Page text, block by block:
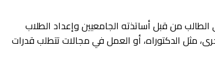
من قبل أساتذته الجامعيين وإعداد الطلاب
مثل الدكتوراه، أو العمل في مجالات تتطلب قدرات